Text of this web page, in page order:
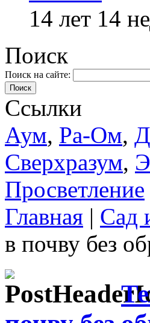
14 лет 14
Поиск
Поиск на сайте:
Поиск
Ссылки
Аум, Ра-Ом,
Сверхразум,
Просветление
Главная | Сад
в почву без